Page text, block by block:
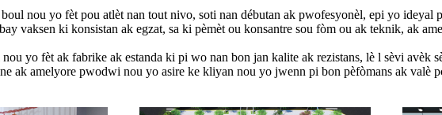
nou yo fèt pou atlèt nan tout nivo, soti nan débutan ak pwofesyonèl, epi yo ideyal
vaksen ki konsistan ak egzat, sa ki pèmèt ou konsantre sou fòm ou ak teknik, ak
yo fèt ak fabrike ak estanda ki pi wo nan bon jan kalite ak rezistans, lè l sèvi avèk
ak amelyore pwodwi nou yo asire ke kliyan nou yo jwenn pi bon pèfòmans ak valè